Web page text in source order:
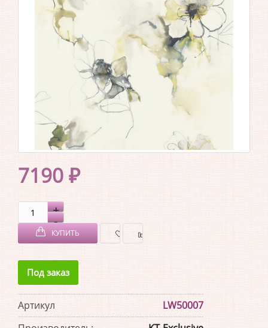
7190 ₽
КУПИТЬ
Под заказ
Артикул
LW50007